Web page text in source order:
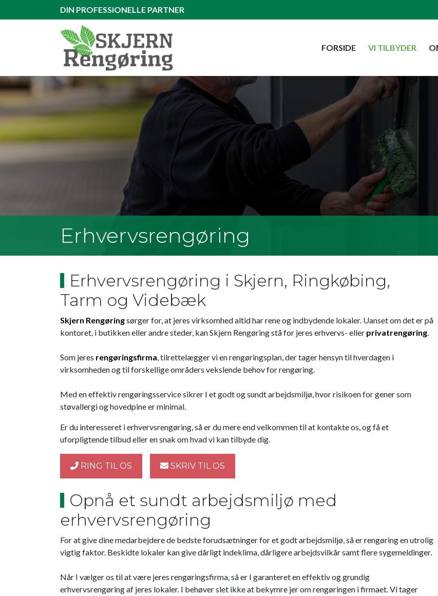
til
DIN PROFESSIONELLE PARTNER
FORSIDE VI TILBYDER
Erhvervsrengøring
Erhvervsrengøring i Skjern, Ringkøbing,
Tarm og Videbæk
Skjern Rengøringsørger for, at jeres virksomhed altid har rene og indbydende lokaler. Uanset om det er på
kontoret, i butikken eller andre steder, kan Skjern Rengøring stå for jeres erhvervs- eller privatrengøring.
Som jeres rengøringsfirma, tilrettelægger vi en rengøringsplan, der tager hensyn til hverdagen i
virksomheden og til forskellige områders vekslende behov for rengøring.
Med en effektiv rengøringsservice sikrer I et godt og sundt arbejdsmiljø, hvor risikoen for gener som
støvallergi og hovedpine er minimal.
Er du interesseret i erhvervsrengøring, så er du mere end velkommen til at kontakte os, og få et
uforpligtende tilbud eller en snak om hvad vi kan tilbyde dig.
RING TIL OS SKRIV TIL OS
Opnå et sundt arbejdsmiljø med
erhvervsrengøring
For at give dine medarbejdere de bedste forudsætninger for et godt arbejdsmiljø, så er rengøring en utrolig
vigtig faktor. Beskidte lokaler kan give dårligt indeklima, dårligere arbejdsvilkår samt flere sygemeldinger.
Når I vælger os til at være jeres rengøringsfirma, så er I garanteret en effektiv og grundig
erhvervsrengøring af jeres lokaler. I behøver slet ikke at bekymre jer om rengøringen i firmaet. Vi tager